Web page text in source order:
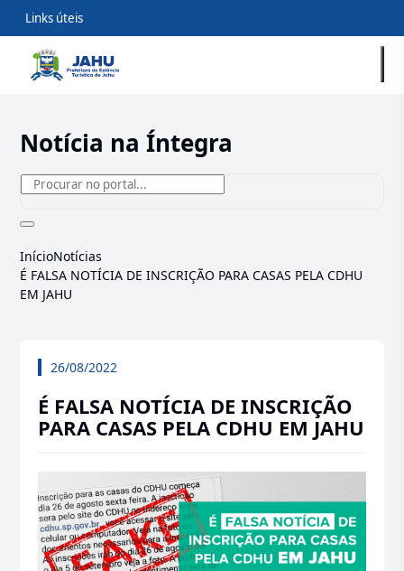
Links úteis
Notícia na Íntegra
InícioNotícias
É FALSA NOTÍCIA DE INSCRIÇÃO PARA CASAS PELA CDHU
EM JAHU
26/08/2022
É FALSA NOTÍCIA DE INSCRIÇÃO
PARA CASAS PELA CDHU EM JAHU